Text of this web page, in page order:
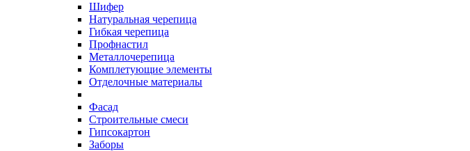
Шифер
Натуральная черепица
Гибкая черепица
Профнастил
Металлочерепица
Комплетующие элементы
Отделочные материалы
Фасад
Строительные смеси
Гипсокартон
Заборы